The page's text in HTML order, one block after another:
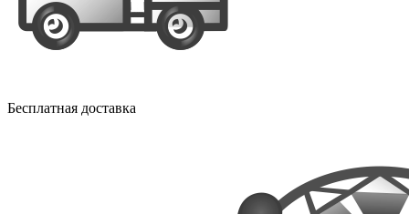
Бесплатная доставка